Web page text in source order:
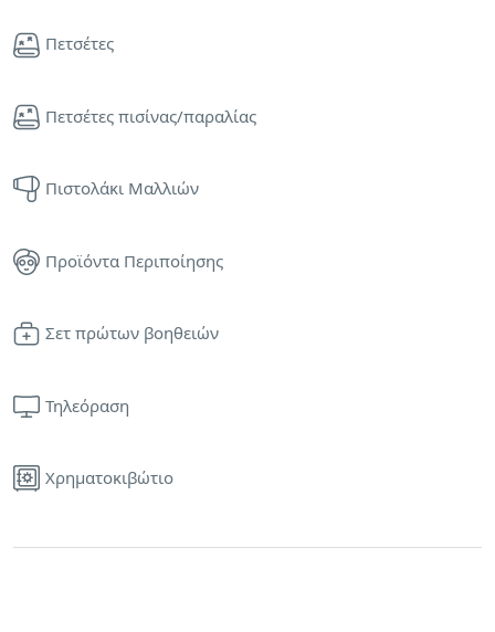
Πετσέτες
Πετσέτες πισίνας/παραλίας
Πιστολάκι Μαλλιών
Προϊόντα Περιποίησης
Σετ πρώτων βοηθειών
Τηλεόραση
Χρηματοκιβώτιο